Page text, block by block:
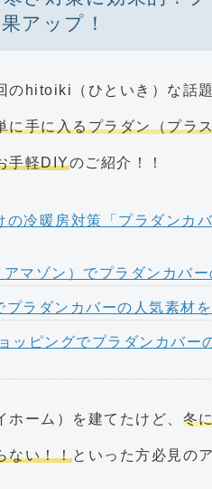
アップ！
のhitoiki（ひといき）な話題
に手に入るプラダン（プラ
手軽DIYのご紹介！！
マゾン）でプラダンカバー
ラダンカバーの人気素材
ッピングでプラダンカバー
ホーム）を建てたけど、 冬
ない！！といった方必見の